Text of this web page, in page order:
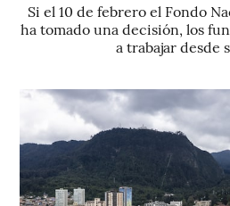
Si el 10 de febrero el Fondo
ha tomado una decisión, los
a trabajar desde